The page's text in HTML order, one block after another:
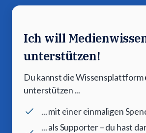
Ich will
unterstützen!
Du kannst die Wissensplattform
unterstützen ...
... mit einer einmaligen
... als Supporter – du hast